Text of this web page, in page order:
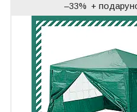
–33%